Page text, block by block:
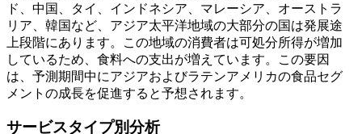
ド、中国、タイ、インドネシア、マレーシア、オーストラ
リア、韓国など、アジア太平洋地域の大部分の国は発展途
上段階にあります。この地域の消費者は可処分所得が増加
しているため、食料への支出が増えています。この要因
は、予測期間中にアジアおよびラテンアメリカの食品セグ
メントの成長を促進すると予想されます。
サービスタイプ別分析